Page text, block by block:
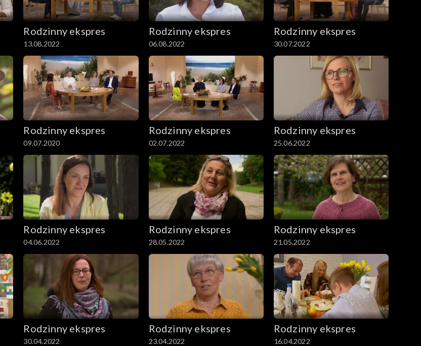
Rodzinny ekspres
13.08.2022
Rodzinny ekspres
06.08.2022
Rodzinny ekspres
30.07.2022
Rodzinny ekspres
09.07.2020
Rodzinny ekspres
02.07.2022
Rodzinny ekspres
25.06.2022
Rodzinny ekspres
04.06.2022
Rodzinny ekspres
28.05.2022
Rodzinny ekspres
21.05.2022
Rodzinny ekspres
30.04.2022
Rodzinny ekspres
23.04.2022
Rodzinny ekspres
16.04.2022